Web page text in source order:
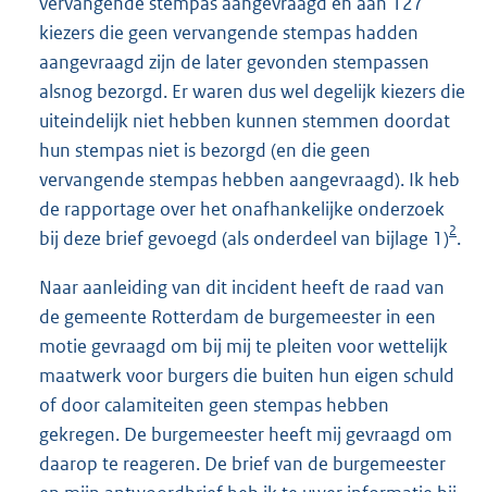
kiezers die geen vervangende stempas hadden
aangevraagd zijn de later gevonden stempassen
alsnog bezorgd. Er waren dus wel degelijk kiezers die
uiteindelijk niet hebben kunnen stemmen doordat
hun stempas niet is bezorgd (en die geen
vervangende stempas hebben aangevraagd). Ik heb
de rapportage over het onafhankelijke onderzoek
bij deze brief gevoegd (als onderdeel van bijlage 1)2.
Naar aanleiding van dit incident heeft de raad van
de gemeente Rotterdam de burgemeester in een
motie gevraagd om bij mij te pleiten voor wettelijk
maatwerk voor burgers die buiten hun eigen schuld
of door calamiteiten geen stempas hebben
gekregen. De burgemeester heeft mij gevraagd om
daarop te reageren. De brief van de burgemeester